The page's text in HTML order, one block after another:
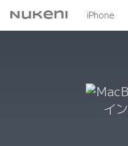
Nukeni iPhone